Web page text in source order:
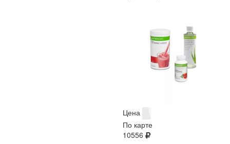
Цена
По карте
10556